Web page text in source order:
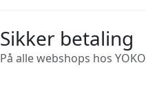
Sikker betaling
På alle webshops hos YOKO